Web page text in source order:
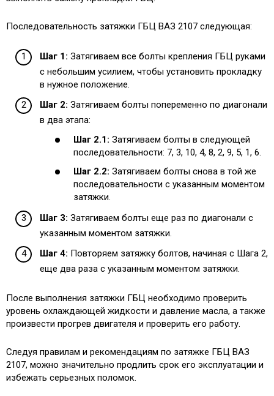
Последовательность затяжки ГБЦ ВАЗ 2107 следующая:
Шаг 1: Затягиваем все болты крепления ГБЦ руками
с небольшим усилием, чтобы установить прокладку
в нужное положение.
Шаг 2: Затягиваем болты попеременно по диагонали
в два этапа:
Шаг 2.1: Затягиваем болты в следующей
последовательности: 7, 3, 10, 4, 8, 2, 9, 5, 1, 6.
Шаг 2.2: Затягиваем болты снова в той же
последовательности с указанным моментом
затяжки.
Шаг 3: Затягиваем болты еще раз по диагонали с
указанным моментом затяжки.
Шаг 4: Повторяем затяжку болтов, начиная с Шага 2,
еще два раза с указанным моментом затяжки.
После выполнения затяжки ГБЦ необходимо проверить
уровень охлаждающей жидкости и давление масла, а также
произвести прогрев двигателя и проверить его работу.
Следуя правилам и рекомендациям по затяжке ГБЦ ВАЗ
2107, можно значительно продлить срок его эксплуатации и
избежать серьезных поломок.